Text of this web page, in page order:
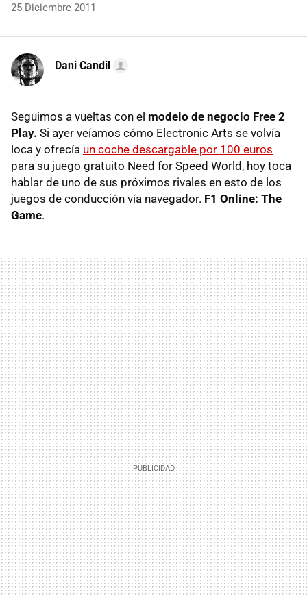
25 Diciembre 2011
Dani Candil
Seguimos a vueltas con el modelo de negocio Free 2
Play. Si ayer veíamos cómo Electronic Arts se volvía
loca y ofrecía un coche descargable por 100 euros
para su juego gratuito Need for Speed World, hoy toca
hablar de uno de sus próximos rivales en esto de los
juegos de conducción vía navegador. F1 Online: The
Game.